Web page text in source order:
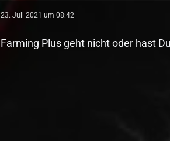
23. Juli 2021 um 08:42
Farming Plus geht nicht oder hast